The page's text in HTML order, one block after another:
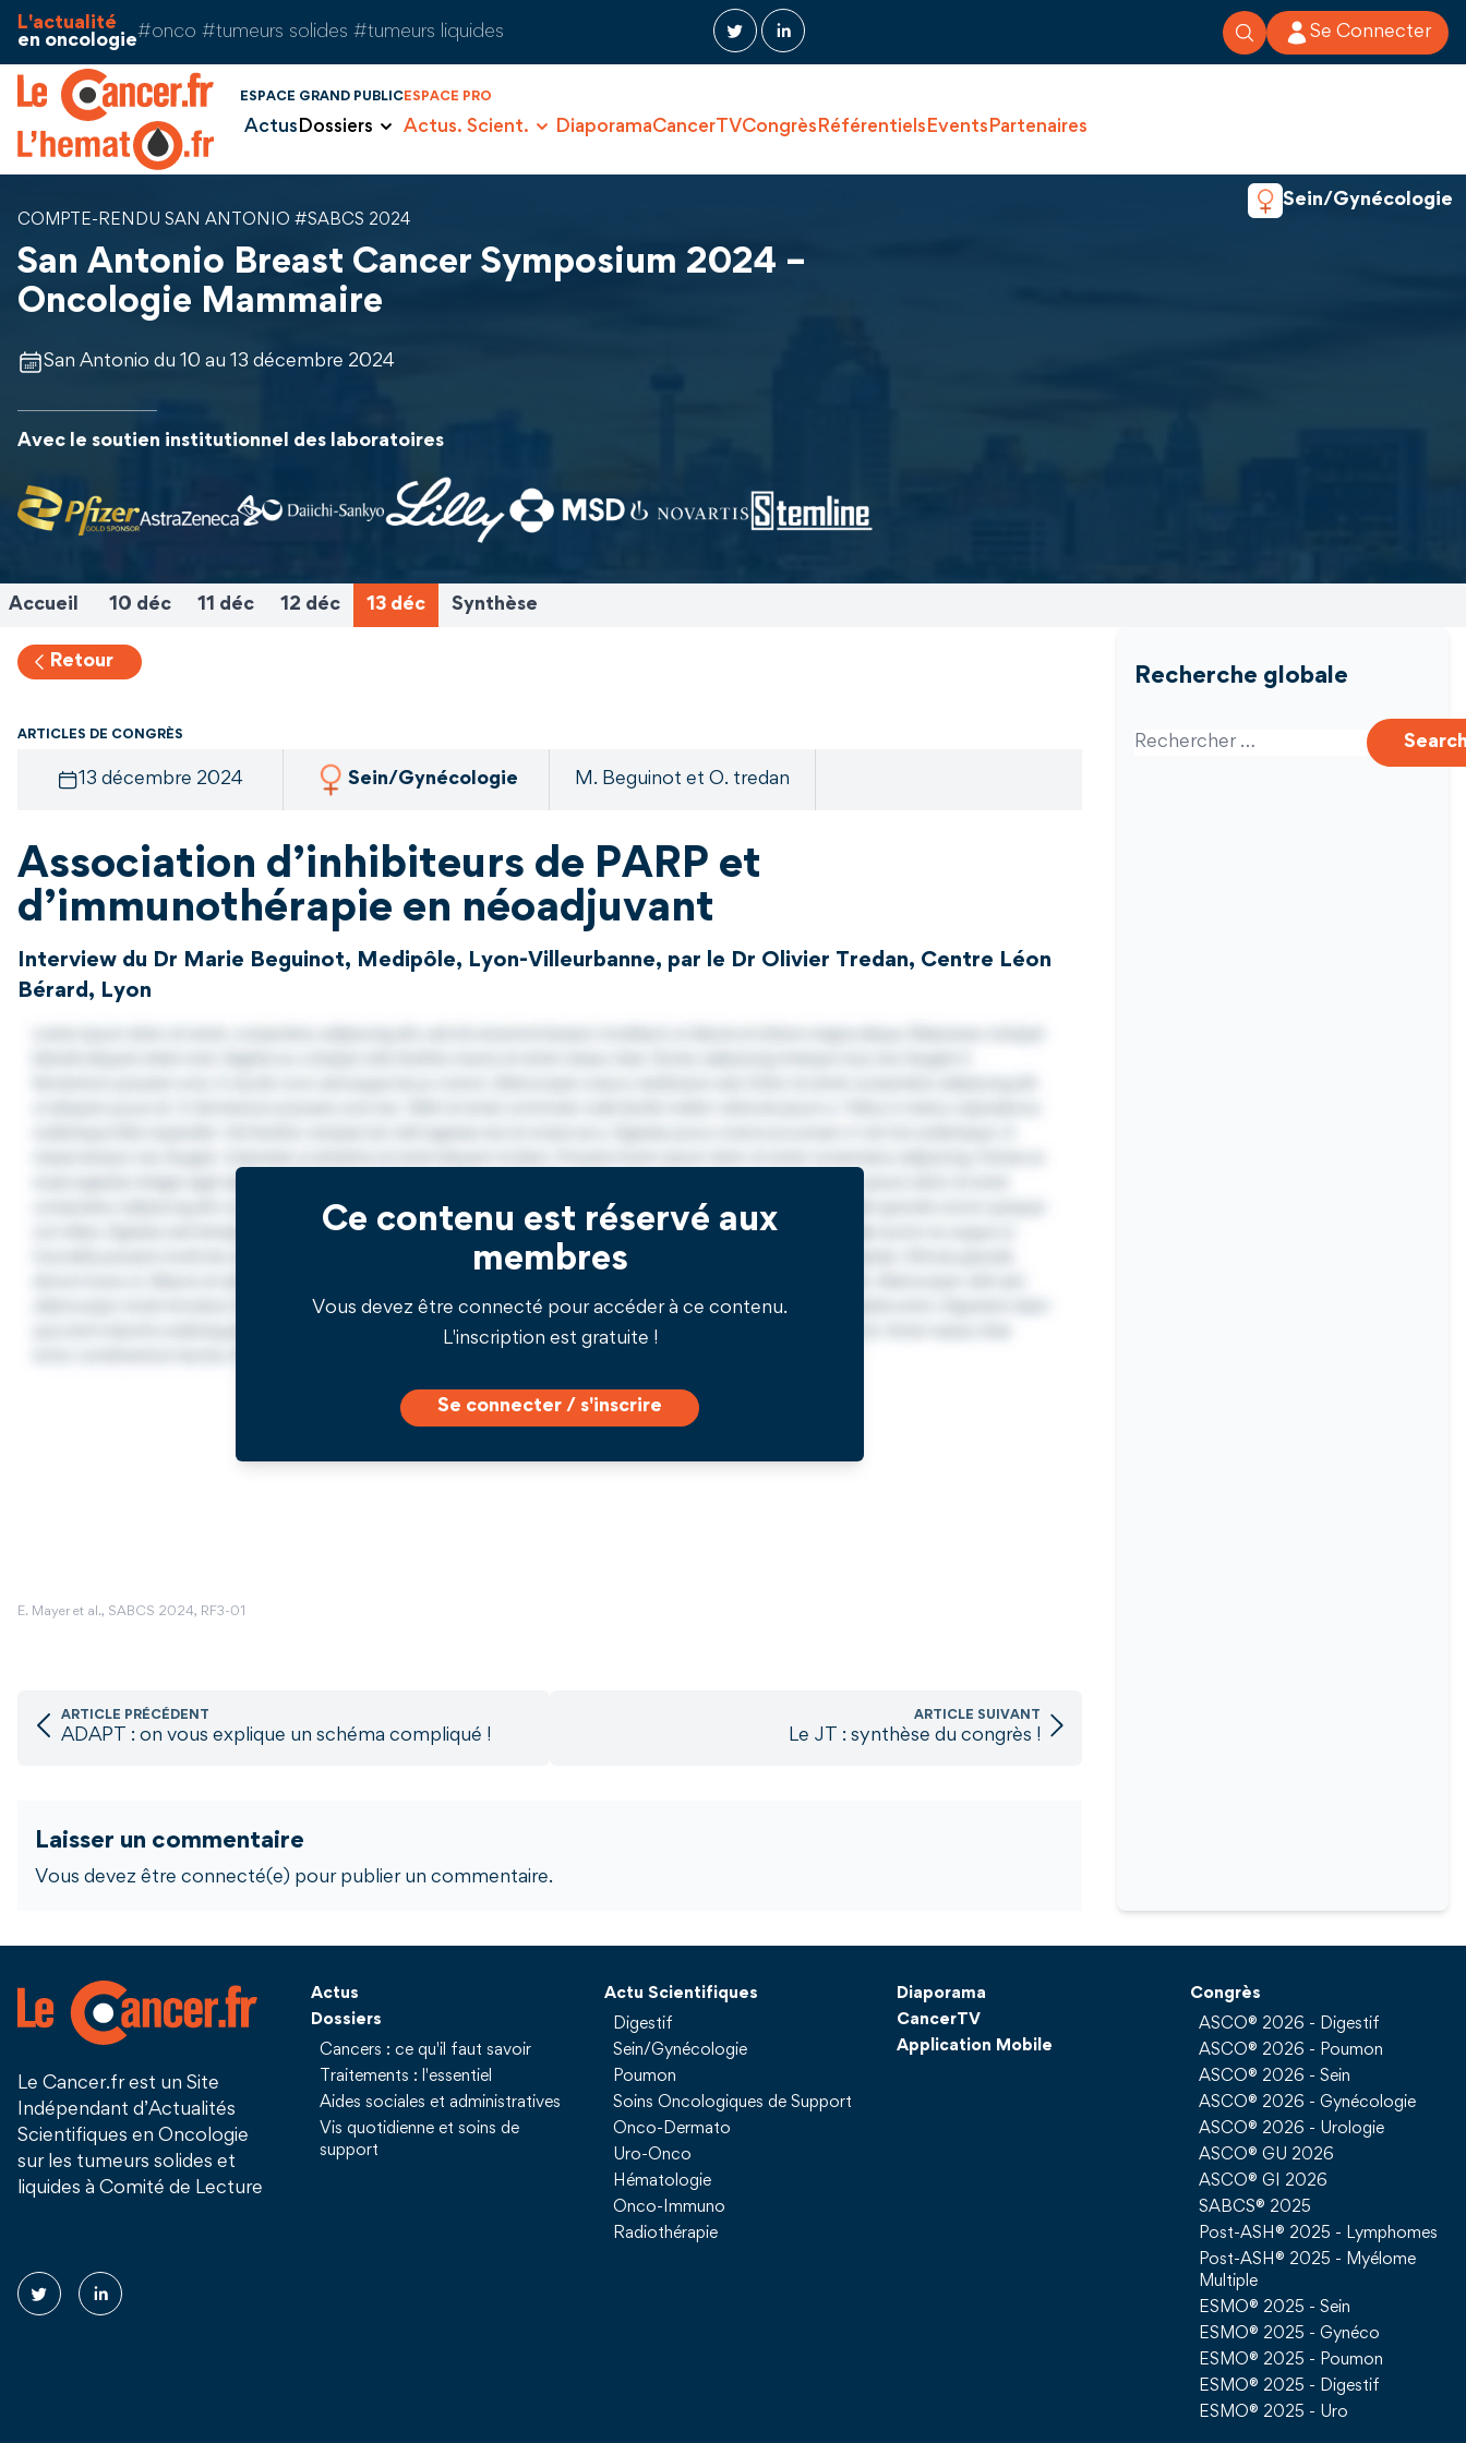
Aller au contenu
L'actualité
en oncologie#onco #tumeurs solides #tumeurs liquides Se Connecter
ESPACE GRAND PUBLIC
ActusDossiers
ESPACE PRO
Actus. Scient. DiaporamaCancerTVCongrèsRéférentielsEventsPartenaires
Sein/Gynécologie
COMPTE-RENDU SAN ANTONIO #SABCS 2024
San Antonio Breast Cancer Symposium 2024 –
Oncologie Mammaire
San Antonio du 10 au 13 décembre 2024
Avec le soutien institutionnel des laboratoires
Accueil 10 déc 11 déc 12 déc 13 déc Synthèse
Retour
ARTICLES DE CONGRÈS
13 décembre 2024 Sein/Gynécologie M. Beguinot et O. tredan
Association d’inhibiteurs de PARP et
d’immunothérapie en néoadjuvant
Interview du Dr Marie Beguinot, Medipôle, Lyon-Villeurbanne, par le Dr Olivier Tredan, Centre Léon
Bérard, Lyon
Ce contenu est réservé aux
membres
Vous devez être connecté pour accéder à ce contenu.
L'inscription est gratuite !
Se connecter / s'inscrire
E. Mayer et al., SABCS 2024, RF3-01
ARTICLE PRÉCÉDENT
ADAPT : on vous explique un schéma compliqué !
ARTICLE SUIVANT
Le JT : synthèse du congrès !
Laisser un commentaire
Vous devez être connecté(e) pour publier un commentaire.
Recherche globale
Search for:
Le Cancer.fr est un Site
Indépendant d’Actualités
Scientifiques en Oncologie
sur les tumeurs solides et
liquides à Comité de Lecture
Actus
Dossiers
Cancers : ce qu'il faut savoir
Traitements : l'essentiel
Aides sociales et administratives
Vis quotidienne et soins de
support
Actu Scientifiques
Digestif
Sein/Gynécologie
Poumon
Soins Oncologiques de Support
Onco-Dermato
Uro-Onco
Hématologie
Onco-Immuno
Radiothérapie
Diaporama
CancerTV
Application Mobile
Congrès
ASCO® 2026 - Digestif
ASCO® 2026 - Poumon
ASCO® 2026 - Sein
ASCO® 2026 - Gynécologie
ASCO® 2026 - Urologie
ASCO® GU 2026
ASCO® GI 2026
SABCS® 2025
Post-ASH® 2025 - Lymphomes
Post-ASH® 2025 - Myélome
Multiple
ESMO® 2025 - Sein
ESMO® 2025 - Gynéco
ESMO® 2025 - Poumon
ESMO® 2025 - Digestif
ESMO® 2025 - Uro
Panneau de gestion des cookies